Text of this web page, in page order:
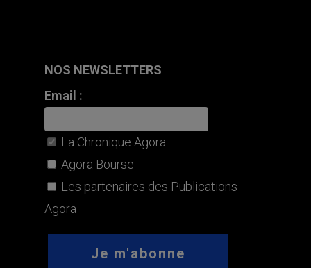
NOS NEWSLETTERS
Email :
La Chronique Agora
Agora Bourse
Les partenaires des Publications
Agora